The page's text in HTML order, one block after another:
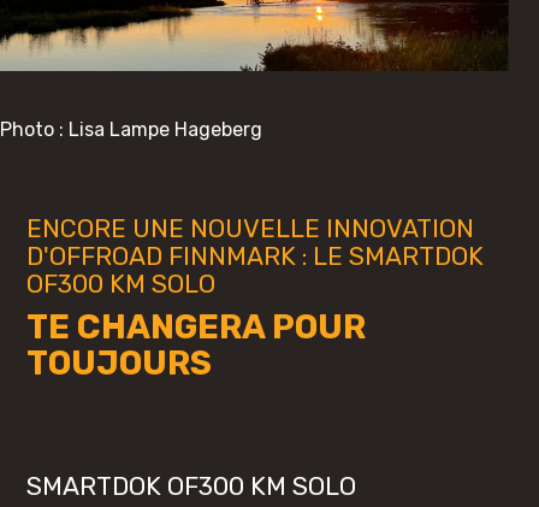
Photo : Lisa Lampe Hageberg
ENCORE UNE NOUVELLE INNOVATION
D'OFFROAD FINNMARK : LE SMARTDOK
OF300 KM SOLO
TE CHANGERA POUR
TOUJOURS
SMARTDOK OF300 KM SOLO